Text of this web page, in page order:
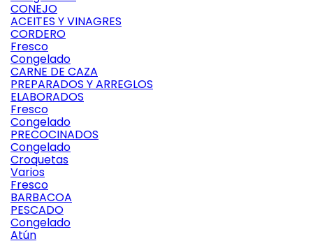
CONEJO
ACEITES Y VINAGRES
CORDERO
Fresco
Congelado
CARNE DE CAZA
PREPARADOS Y ARREGLOS
ELABORADOS
Fresco
Congelado
PRECOCINADOS
Congelado
Croquetas
Varios
Fresco
BARBACOA
PESCADO
Congelado
Atún